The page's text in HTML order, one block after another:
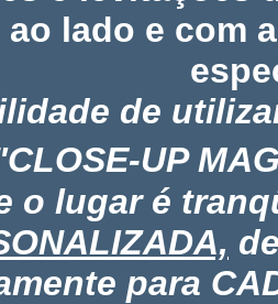
lado e com
de
UP
o lugar é
para